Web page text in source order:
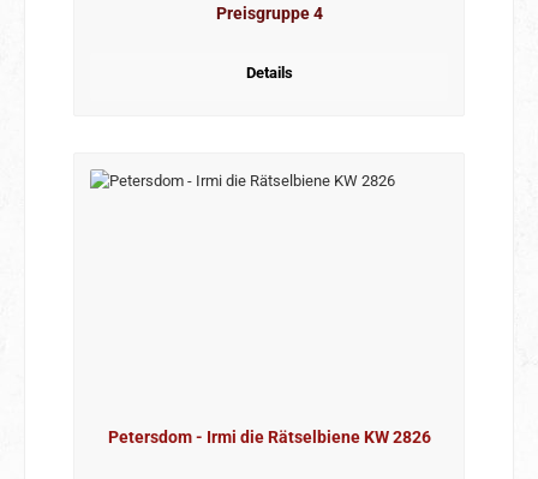
Preisgruppe 4
Details
Petersdom - Irmi die Rätselbiene KW 2826